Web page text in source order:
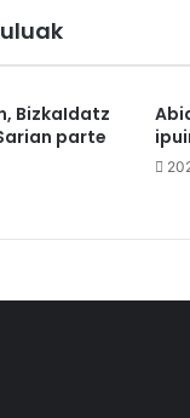
BizkaIdatz
parte